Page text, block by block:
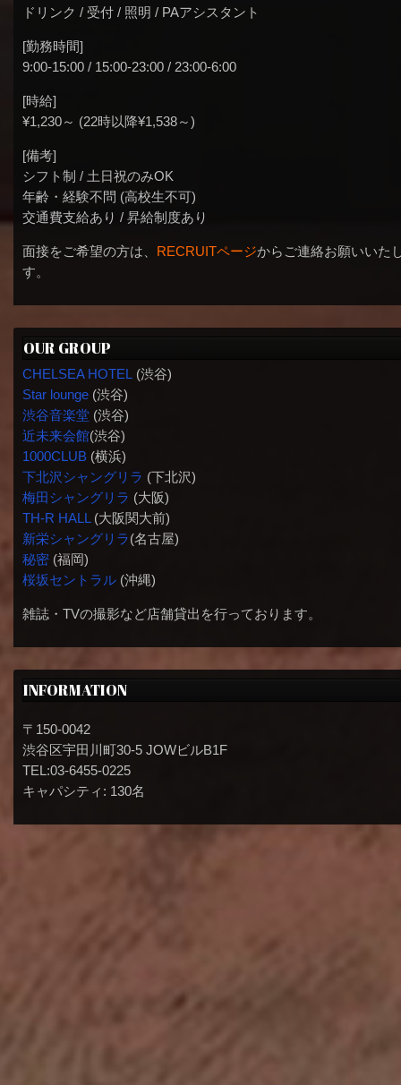
ドリンク / 受付 / 照明 / PAアシスタント
[勤務時間]
9:00-15:00 / 15:00-23:00 / 23:00-6:00
[時給]
¥1,230～ (22時以降¥1,538～)
[備考]
シフト制 / 土日祝のみOK
年齢・経験不問 (高校生不可)
交通費支給あり / 昇給制度あり
面接をご希望の方は、 RECRUITページからご連絡お願いいた
す。
OUR GROUP
CHELSEA HOTEL (渋谷)
Star lounge(渋谷)
渋谷音楽堂(渋谷)
近未来会館(渋谷)
1000CLUB(横浜)
下北沢シャングリラ (下北沢)
梅田シャングリラ (大阪)
TH-R HALL(大阪関大前)
新栄シャングリラ(名古屋)
秘密(福岡)
桜坂セントラル(沖縄)
雑誌・TVの撮影など店舗貸出を行っております。
INFORMATION
〒150-0042
渋谷区宇田川町30-5 JOWビルB1F
TEL:03-6455-0225
キャパシティ: 130名